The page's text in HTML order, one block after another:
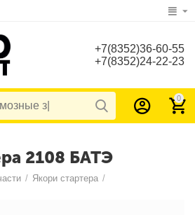
+7(8352)36-60-55
+7(8352)24-22-23
0
2108 БАТЭ
/ Якори стартера /